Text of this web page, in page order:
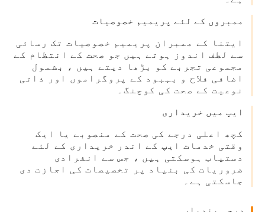
ممبروں کے لئے پریمیم خصوصیات
ایتنا کے ممبران پریمیم خصوصیات تک رسائی
سے لطف اندوز ہوتے ہیں جو صحت کے انتظام کے
مجموعی تجربے کو بڑھا دیتے ہیں ، بشمول
اضافی فلاح و بہبود کے پروگراموں اور ذاتی
نوعیت کے صحت کی کوچنگ۔
ایپ میں خریداری
کچھ اعلی درجے کی صحت کے منصوبے یا ایک
وقتی خدمات ایپ کے اندر خریداری کے لئے
دستیاب ہوسکتی ہیں ، جس سے انفرادی
ضروریات کی بنیاد پر تخصیصات کی اجازت دی
جاسکتی ہے۔